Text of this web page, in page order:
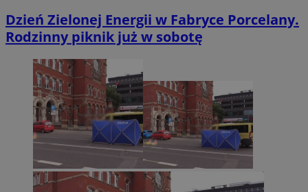
Dzień Zielonej Energii w Fabryce Porcelany.
Rodzinny piknik już w sobotę